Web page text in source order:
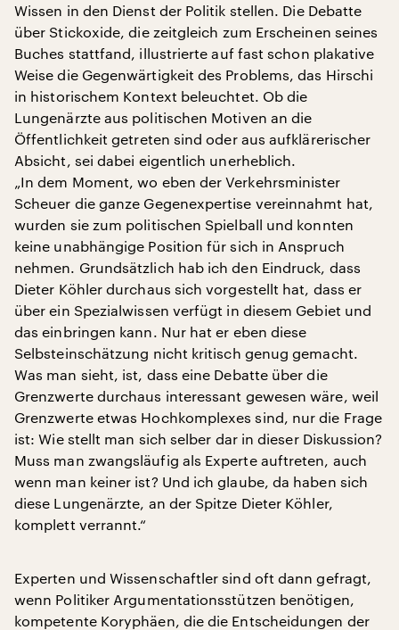
Wissen in den Dienst der Politik stellen. Die Debatte
über Stickoxide, die zeitgleich zum Erscheinen seines
Buches stattfand, illustrierte auf fast schon plakative
Weise die Gegenwärtigkeit des Problems, das Hirschi
in historischem Kontext beleuchtet. Ob die
Lungenärzte aus politischen Motiven an die
Öffentlichkeit getreten sind oder aus aufklärerischer
Absicht, sei dabei eigentlich unerheblich.
„In dem Moment, wo eben der Verkehrsminister
Scheuer die ganze Gegenexpertise vereinnahmt hat,
wurden sie zum politischen Spielball und konnten
keine unabhängige Position für sich in Anspruch
nehmen. Grundsätzlich hab ich den Eindruck, dass
Dieter Köhler durchaus sich vorgestellt hat, dass er
über ein Spezialwissen verfügt in diesem Gebiet und
das einbringen kann. Nur hat er eben diese
Selbsteinschätzung nicht kritisch genug gemacht.
Was man sieht, ist, dass eine Debatte über die
Grenzwerte durchaus interessant gewesen wäre, weil
Grenzwerte etwas Hochkomplexes sind, nur die Frage
ist: Wie stellt man sich selber dar in dieser Diskussion?
Muss man zwangsläufig als Experte auftreten, auch
wenn man keiner ist? Und ich glaube, da haben sich
diese Lungenärzte, an der Spitze Dieter Köhler,
komplett verrannt.“
Experten und Wissenschaftler sind oft dann gefragt,
wenn Politiker Argumentationsstützen benötigen,
kompetente Koryphäen, die die Entscheidungen der